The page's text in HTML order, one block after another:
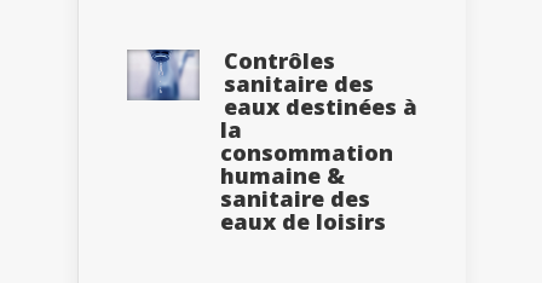
Contrôles
sanitaire des
eaux destinées à
la
consommation
humaine &
sanitaire des
eaux de loisirs